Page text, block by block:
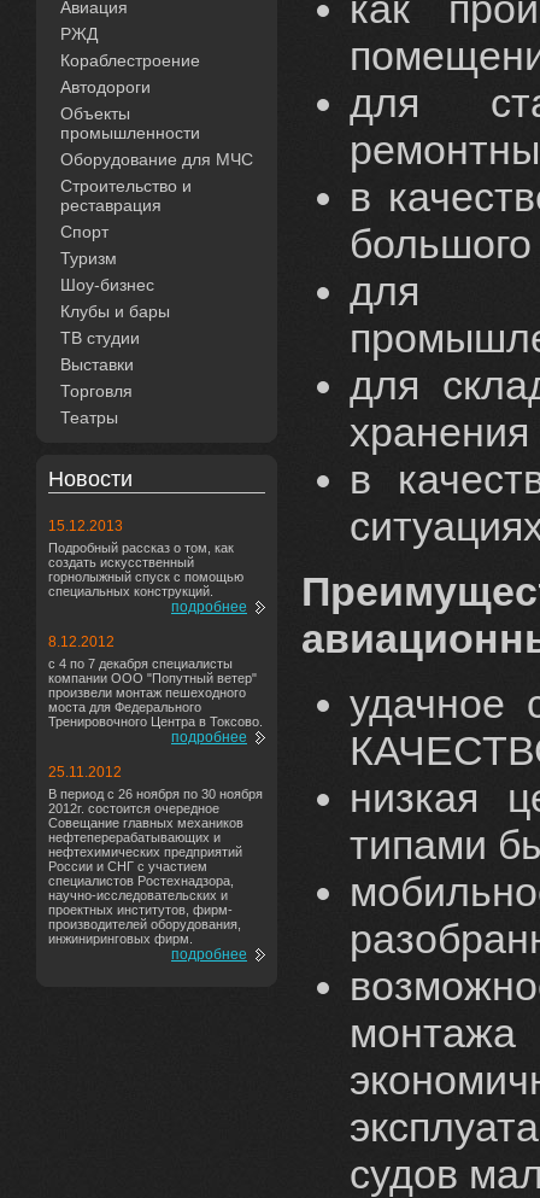
Авиация
РЖД
Кораблестроение
Автодороги
Объекты
промышленности
Оборудование для МЧС
Строительство и
реставрация
Спорт
Туризм
Шоу-бизнес
Клубы и бары
ТВ студии
Выставки
Торговля
Театры
Новости
15.12.2013
Подробный рассказ о том, как
создать искусственный
горнолыжный спуск с помощью
специальных конструкций.
подробнее
8.12.2012
с 4 по 7 декабря специалисты
компании ООО "Попутный ветер"
произвели монтаж пешеходного
моста для Федерального
Тренировочного Центра в Токсово.
подробнее
25.11.2012
В период с 26 ноября по 30 ноября
2012г. состоится очередное
Совещание главных механиков
нефтеперерабатывающих и
нефтехимических предприятий
России и СНГ с участием
специалистов Ростехнадзора,
научно-исследовательских и
проектных институтов, фирм-
производителей оборудования,
инжиниринговых фирм.
подробнее
для
в
для
для
хранения
в
удачное
низкая
типами
судов